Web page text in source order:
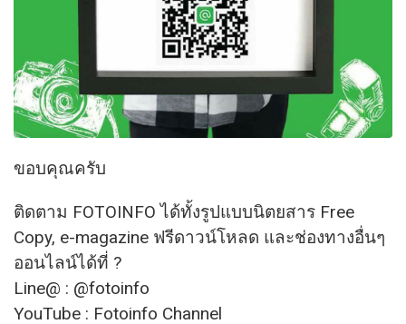
ขอบคุณครับ
ติดตาม FOTOINFO ได้ทั้งรูปแบบนิตยสาร Free
Copy, e-magazine ฟรีดาวน์โหลด และช่องทางอื่นๆ
ออนไลน์ได้ที่ ?
Line@ : @fotoinfo
YouTube : Fotoinfo Channel